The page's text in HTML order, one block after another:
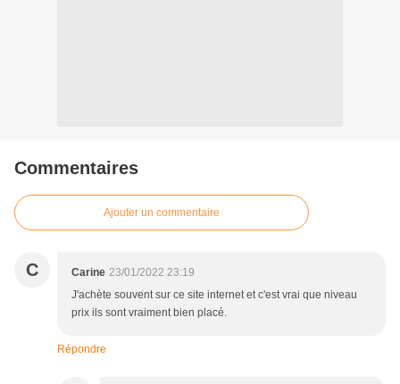
Commentaires
Ajouter un commentaire
C Carine 23/01/2022 23:19
J'achète souvent sur ce site internet et c'est vrai que niveau
prix ils sont vraiment bien placé.
Répondre